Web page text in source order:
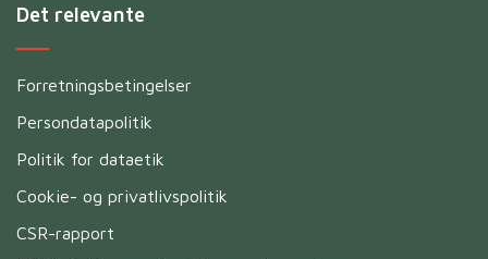
Det relevante
Forretningsbetingelser
Persondatapolitik
Politik for dataetik
Cookie- og privatlivspolitik
CSR-rapport